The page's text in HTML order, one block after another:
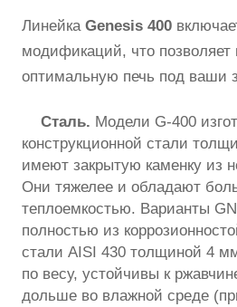
Линейка Genesis 400
модификаций, что позволяет
оптимальную печь под ваши
Сталь. Модели G-400
конструкционной стали
имеют закрытую каменку из
Они тяжелее и обладают
теплоемкостью. Варианты
полностью из
стали AISI 430 толщиной 4
по весу, устойчивы к
дольше во влажной среде